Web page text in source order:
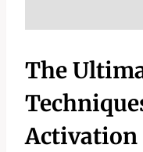
The
Activation